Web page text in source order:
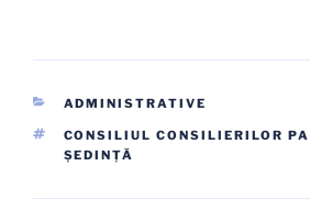
CATEGORII
ADMINISTRATIVE
ETICHETE
CONSILIUL CONSILIERILOR
ŞEDINŢĂ